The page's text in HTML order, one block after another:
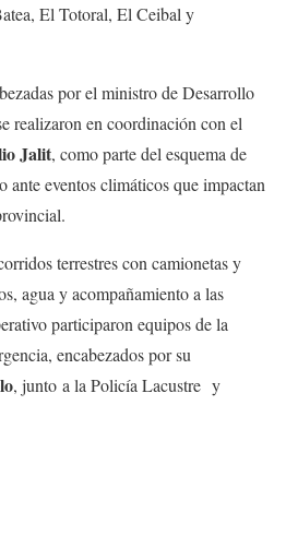
El Totoral, El Ceibal y
por el ministro de Desarrollo
realizaron en coordinación con el
Jalit, como parte del esquema de
ante eventos climáticos que impactan
terrestres con camionetas y
agua y acompañamiento a las
participaron equipos de la
encabezados por su
, junto a la Policía Lacustre y